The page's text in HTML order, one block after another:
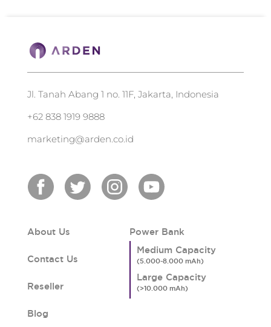
Jl. Tanah Abang 1 no. 11F, Jakarta, Indonesia
+62 838 1919 9888
marketing@arden.co.id
About Us
Contact Us
Reseller
Blog
Power Bank
Medium Capacity
Large Capacity